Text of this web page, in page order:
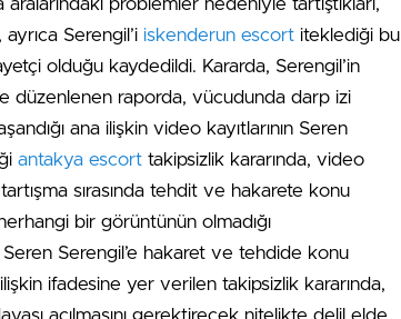
problemler nedeniyle tartıştıkları,
Serengil’i iskenderun escort iteklediği bu
olduğu kaydedildi. Kararda, Serengil’in
düzenlenen raporda, vücudunda darp izi
ana ilişkin video kayıtlarının Seren
antakya escort takipsizlik kararında, video
sırasında tehdit ve hakarete konu
bir görüntünün olmadığı
Serengil’e hakaret ve tehdide konu
ifadesine yer verilen takipsizlik kararında,
açılmasını gerektirecek nitelikte delil elde